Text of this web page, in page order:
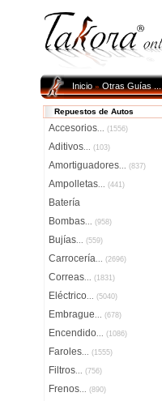
Inicio»Otras Guías ...
Repuestos de Autos
Accesorios... (1556)
Aditivos... (103)
Amortiguadores... (837)
Ampolletas... (441)
Batería
Bombas... (958)
Bujías... (559)
Carrocería... (2696)
Correas... (1831)
Eléctrico... (5040)
Embrague... (678)
Encendido... (1086)
Faroles... (1555)
Filtros... (756)
Frenos... (890)